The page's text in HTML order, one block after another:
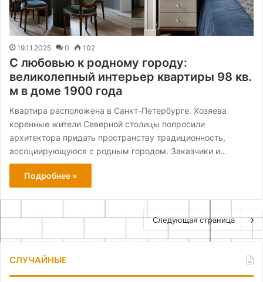
19.11.2025 0 102
С любовью к родному городу:
великолепный интерьер квартиры 98 кв.
м в доме 1900 года
Квартира расположена в Санкт-Петербурге. Хозяева
коренные жители Северной столицы попросили
архитектора придать пространству традиционность,
ассоциирующуюся с родным городом. Заказчики и…
Подробнее »
Следующая страница
СЛУЧАЙНЫЕ